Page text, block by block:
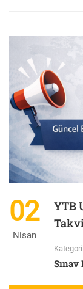
02
Nisan
YTB
Sınav